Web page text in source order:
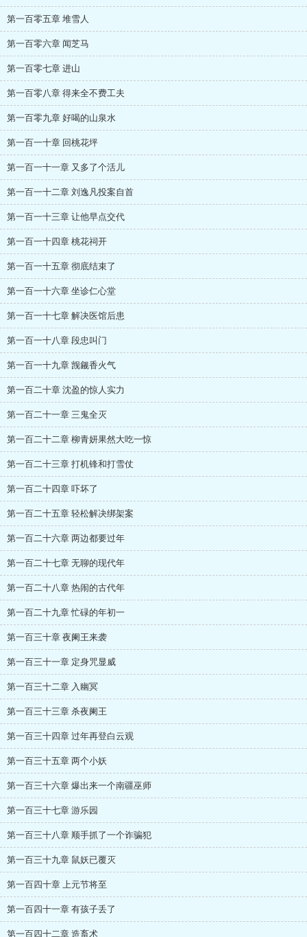
第一百零五章 堆雪人
第一百零六章 闻芝马
第一百零七章 进山
第一百零八章 得来全不费工夫
第一百零九章 好喝的山泉水
第一百一十章 回桃花坪
第一百一十一章 又多了个活儿
第一百一十二章 刘逸凡投案自首
第一百一十三章 让他早点交代
第一百一十四章 桃花祠开
第一百一十五章 彻底结束了
第一百一十六章 坐诊仁心堂
第一百一十七章 解决医馆后患
第一百一十八章 段忠叫门
第一百一十九章 觊觎香火气
第一百二十章 沈盈的惊人实力
第一百二十一章 三鬼全灭
第一百二十二章 柳青妍果然大吃一惊
第一百二十三章 打机锋和打雪仗
第一百二十四章 吓坏了
第一百二十五章 轻松解决绑架案
第一百二十六章 两边都要过年
第一百二十七章 无聊的现代年
第一百二十八章 热闹的古代年
第一百二十九章 忙碌的年初一
第一百三十章 夜阑王来袭
第一百三十一章 定身咒显威
第一百三十二章 入幽冥
第一百三十三章 杀夜阑王
第一百三十四章 过年再登白云观
第一百三十五章 两个小妖
第一百三十六章 爆出来一个南疆巫师
第一百三十七章 游乐园
第一百三十八章 顺手抓了一个诈骗犯
第一百三十九章 鼠妖已覆灭
第一百四十章 上元节将至
第一百四十一章 有孩子丢了
第一百四十二章 造畜术